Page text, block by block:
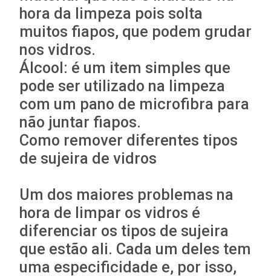
hora da limpeza pois solta
muitos fiapos, que podem grudar
nos vidros.
Álcool: é um item simples que
pode ser utilizado na limpeza
com um pano de microfibra para
não juntar fiapos.
Como remover diferentes tipos
de sujeira de vidros
Um dos maiores problemas na
hora de limpar os vidros é
diferenciar os tipos de sujeira
que estão ali. Cada um deles tem
uma especificidade e, por isso,